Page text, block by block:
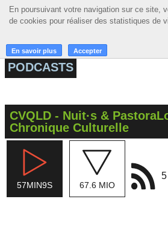
En poursuivant votre navigation sur ce site,
de cookies pour réaliser des statistiques de
En savoir plus Accepter
En poursuivant votre navigation sur ce site,
de cookies pour réaliser des statistiques de
En savoir plus Accepter
☰ MENU
ACCUEIL
GRILLE
MUSIQUE
ACTIONS
LA RADIO
PODCASTS
CVQLD - Nuit·s &
Chronique Culturelle
57MIN9S 67.6 MIO